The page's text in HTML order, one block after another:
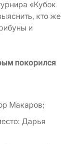
«Кубок
кто же
и
покорился
Макаров;
Дарья